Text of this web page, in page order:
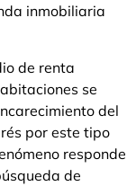
inmobiliaria
de renta
se
del
por este tipo
responde
de